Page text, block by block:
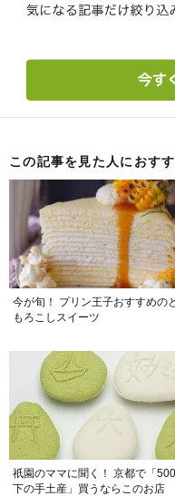
この記事を見た人におす
今が旬！ プリン王子おすすめの
もろこしスイーツ
祇園のママに聞く！ 京都で「
下の手土産」買うならこのお店